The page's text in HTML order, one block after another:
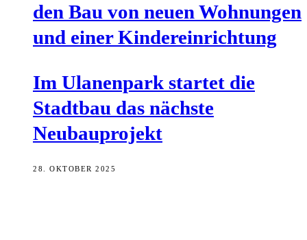
den Bau von neu­en Woh­nun­gen
und einer Kindereinrichtung
Im Ula­nen­park star­tet die
Stadt­bau das nächs­te
Neubauprojekt
28. OKTOBER 2025